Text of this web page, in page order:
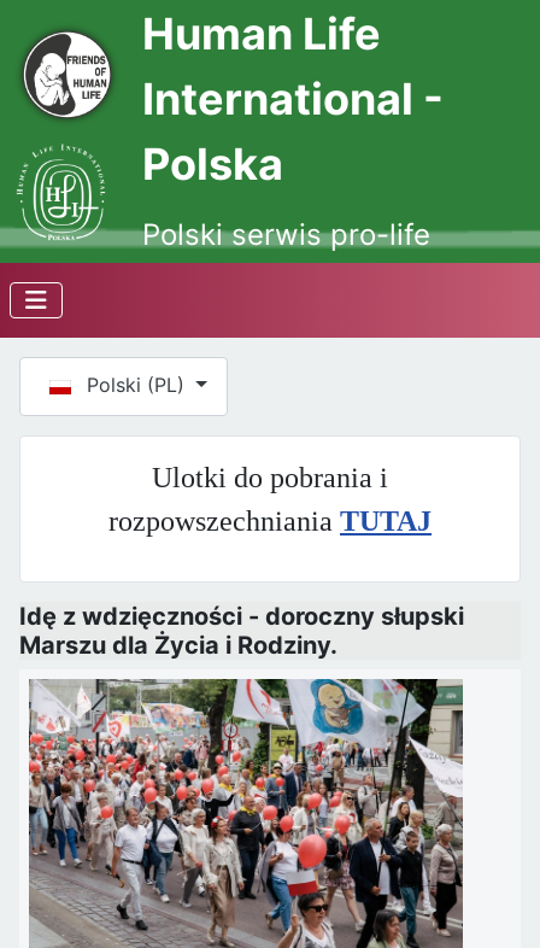
Human Life
International -
Polska
Polski serwis pro-life
Wybierz swój język
Polski (PL)
Ulotki do pobrania i
rozpowszechniania TUTAJ
Idę z wdzięczności - doroczny słupski
Marszu dla Życia i Rodziny.